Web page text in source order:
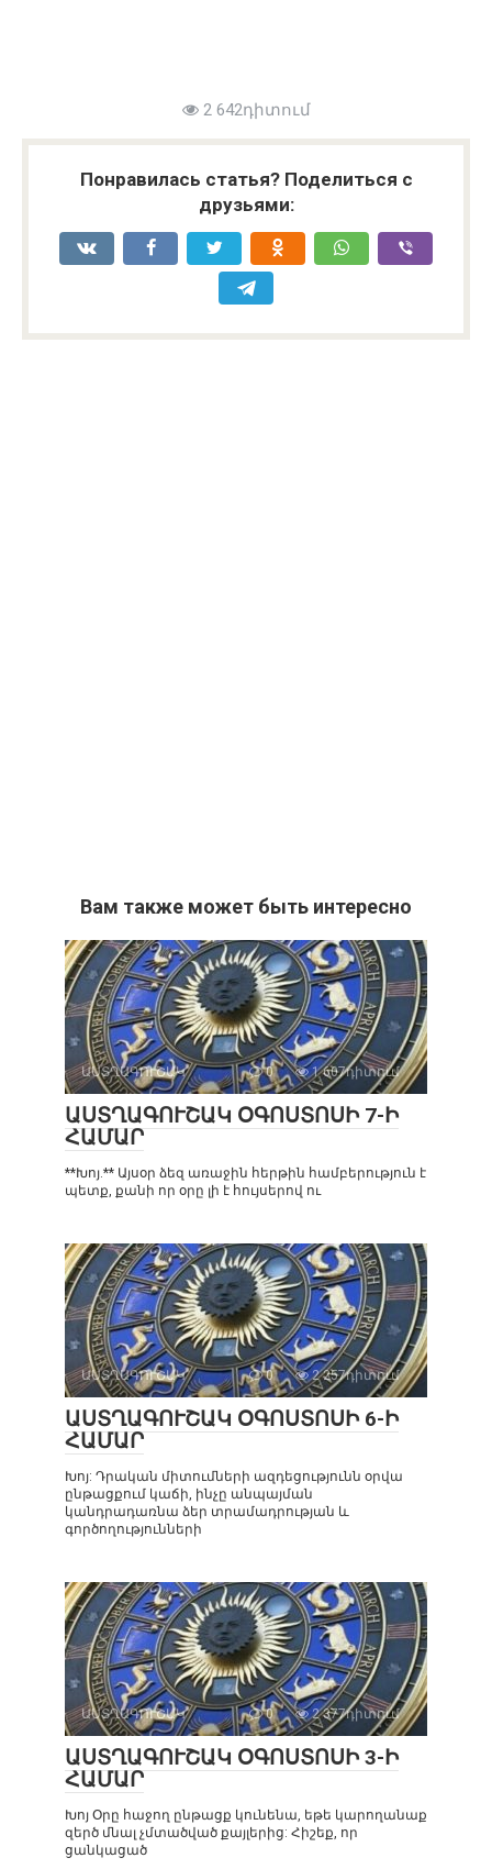
2 642դիտում
Понравилась статья? Поделиться с
друзьями:
Вам также может быть интересно
ԱՍՏՂԱԳՈՒՇԱԿ 0 1 607դիտում
ԱՍՏՂԱԳՈՒՇԱԿ ՕԳՈՍՏՈՍԻ 7-Ի
ՀԱՄԱՐ
**Խոյ.** Այսօր ձեզ առաջին հերթին համբերություն է
պետք, քանի որ օրը լի է հույսերով ու
ԱՍՏՂԱԳՈՒՇԱԿ 0 2 257դիտում
ԱՍՏՂԱԳՈՒՇԱԿ ՕԳՈՍՏՈՍԻ 6-Ի
ՀԱՄԱՐ
Խոյ: Դրական միտումների ազդեցությունն օրվա
ընթացքում կաճի, ինչը անպայման
կանդրադառնա ձեր տրամադրության և
գործողությունների
ԱՍՏՂԱԳՈՒՇԱԿ 0 2 377դիտում
ԱՍՏՂԱԳՈՒՇԱԿ ՕԳՈՍՏՈՍԻ 3-Ի
ՀԱՄԱՐ
Խոյ Օրը հաջող ընթացք կունենա, եթե կարողանաք
զերծ մնալ չմտածված քայլերից: Հիշեք, որ
ցանկացած